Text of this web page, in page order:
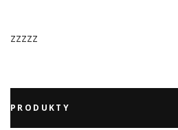
zzzzz
PRODUKTY